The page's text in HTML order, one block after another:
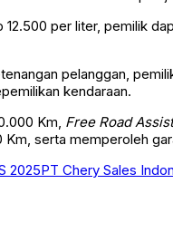
per liter, pemilik
pelanggan,
kendaraan.
Km, Free Road
serta memperoleh
2025PT Chery Sales